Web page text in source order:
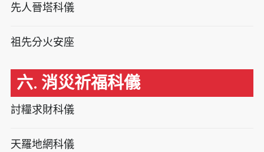
先人晉塔科儀
祖先分火安座
六. 消災祈福科儀
討糧求財科儀
天羅地網科儀